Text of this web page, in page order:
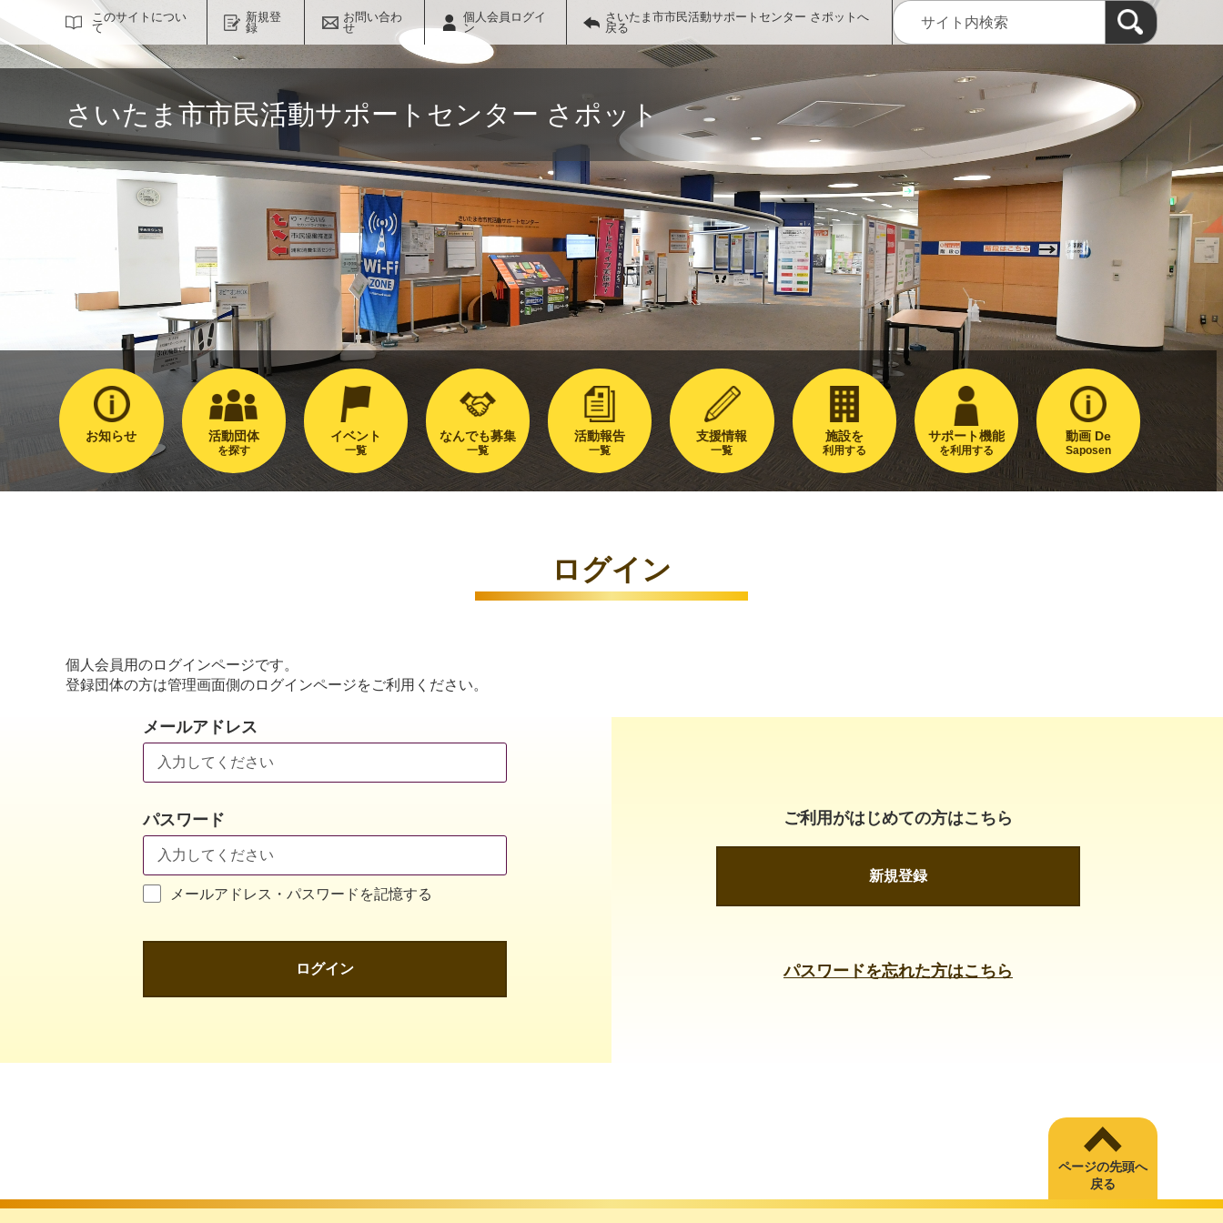
このサイトについ
て
新規登
録
お問い合わ
せ
個人会員ログイ
ン
さいたま市市民活動サポートセンター さポットへ
戻る
さいたま市市民活動サポートセンター さポット
お知らせ 活動団体
を探す
イベント
一覧
なんでも募集
一覧
活動報告
一覧
支援情報
一覧
施設を
利用する
サポート機能
を利用する
動画 De
Saposen
ログイン
個人会員用のログインページです。
登録団体の方は管理画面側のログインページをご利用ください。
メールアドレス
パスワード
メールアドレス・パスワードを記憶する
ログイン
ご利用がはじめての方はこちら
新規登録
パスワードを忘れた方はこちら
ページの先頭へ
戻る